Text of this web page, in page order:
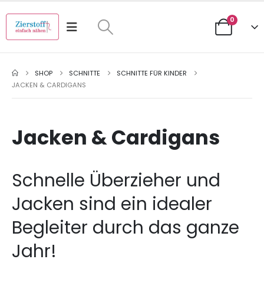
0
SHOP SCHNITTE
SCHNITTE FÜR KINDER
JACKEN & CARDIGANS
Jacken & Cardigans
Schnelle Überzieher und
Jacken sind ein idealer
Begleiter durch das ganze
Jahr!